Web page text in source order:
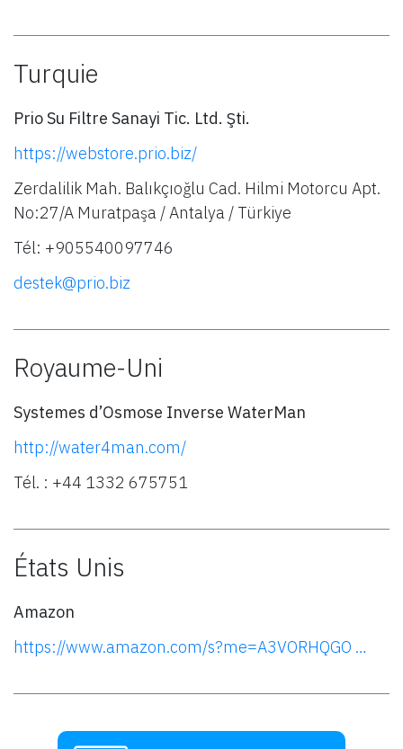
Turquie
Prio Su Filtre Sanayi Tic. Ltd. Şti.
https://webstore.prio.biz/
Zerdalilik Mah. Balıkçıoğlu Cad. Hilmi Motorcu Apt.
No:27/A Muratpaşa / Antalya / Türkiye
Tél: +905540097746
destek@prio.biz
Royaume-Uni
Systemes d’Osmose Inverse WaterMan
http://water4man.com/
Tél. : +44 1332 675751
États Unis
Amazon
https://www.amazon.com/s?me=A3VORHQGO …